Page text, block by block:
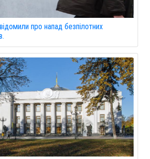
про напад безпілотних